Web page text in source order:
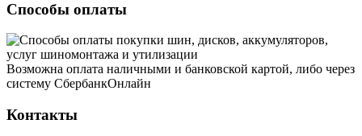
Способы оплаты
Возможна оплата наличными и банковской картой, либо через
систему СбербанкОнлайн
Контакты